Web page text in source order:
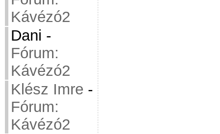
Kávézó2
Dani -
Fórum:
Kávézó2
Klész Imre -
Fórum:
Kávézó2